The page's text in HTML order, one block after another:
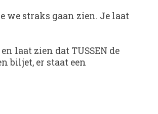
we straks gaan zien. Je laat
laat zien dat TUSSEN de
biljet, er staat een